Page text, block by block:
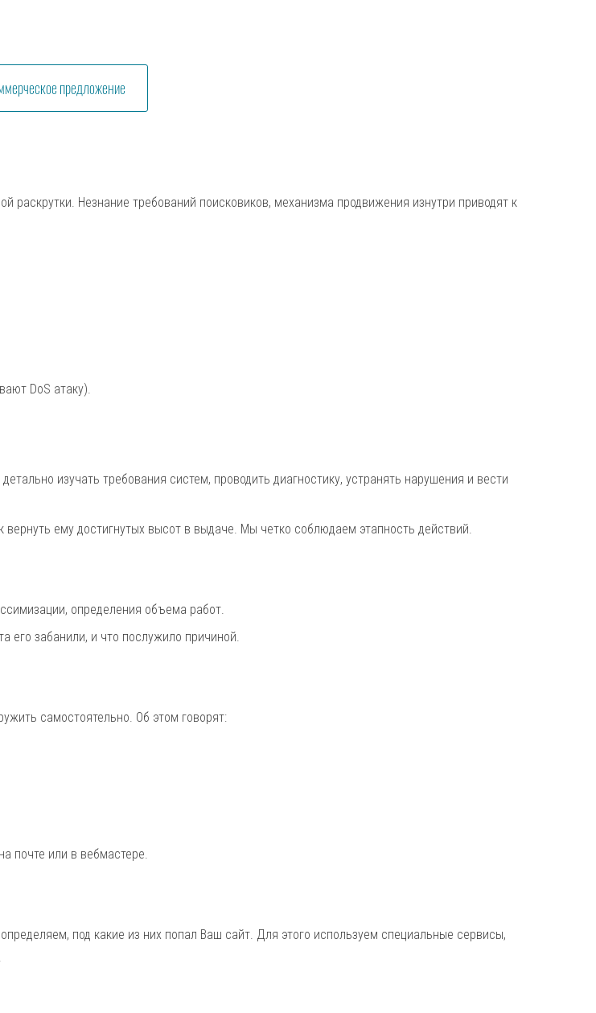
предложение
раскрутки. Незнание требований поисковиков, механизма продвижения изнутри приводят к
DoS атаку).
изучать требования систем, проводить диагностику, устранять нарушения и вести
ему достигнутых высот в выдаче. Мы четко соблюдаем этапность действий.
определения объема работ.
его забанили, и что послужило причиной.
самостоятельно. Об этом говорят:
почте или в вебмастере.
под какие из них попал Ваш сайт. Для этого используем специальные сервисы,